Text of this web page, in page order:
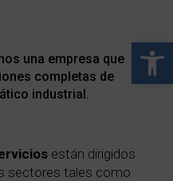
Abrir
una empresa que
completas de
industrial.
están dirigidos
sectores tales como